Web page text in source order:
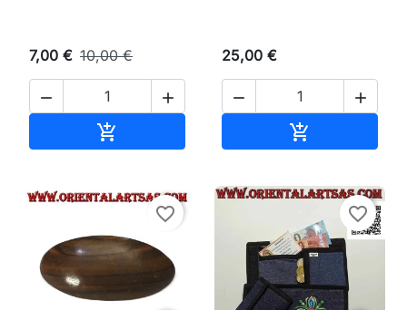
7,00 € 10,00 €
 

25,00 €
 

favorite_border favorite_border